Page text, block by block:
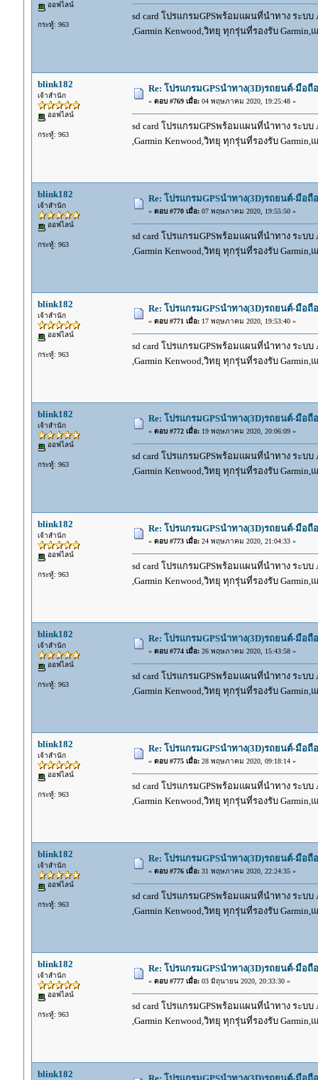
ออฟไลน์
กระทู้: 963
sd card โปรแกรมGPSพร้อมแผนที่นำทาง ระบบ
,Garmin Kenwood,วิทยุ ทุกรุ่นที่รองรับ
blink182
เจ้าสำนัก
ออฟไลน์
กระทู้: 963
Re: โปรแกรมGPSนำทาง(3D)รถยนต์-มือ
« ตอบ #769 เมื่อ:04 พฤษภาคม 2020, 19:25:48 »
sd card โปรแกรมGPSพร้อมแผนที่นำทาง ระบบ
,Garmin Kenwood,วิทยุ ทุกรุ่นที่รองรับ
blink182
เจ้าสำนัก
ออฟไลน์
กระทู้: 963
Re: โปรแกรมGPSนำทาง(3D)รถยนต์-มือ
« ตอบ #770 เมื่อ:07 พฤษภาคม 2020, 19:55:50 »
sd card โปรแกรมGPSพร้อมแผนที่นำทาง ระบบ
,Garmin Kenwood,วิทยุ ทุกรุ่นที่รองรับ
blink182
เจ้าสำนัก
ออฟไลน์
กระทู้: 963
Re: โปรแกรมGPSนำทาง(3D)รถยนต์-มือ
« ตอบ #771 เมื่อ:17 พฤษภาคม 2020, 19:53:40 »
sd card โปรแกรมGPSพร้อมแผนที่นำทาง ระบบ
,Garmin Kenwood,วิทยุ ทุกรุ่นที่รองรับ
blink182
เจ้าสำนัก
ออฟไลน์
กระทู้: 963
Re: โปรแกรมGPSนำทาง(3D)รถยนต์-มือ
« ตอบ #772 เมื่อ:19 พฤษภาคม 2020, 20:06:09 »
sd card โปรแกรมGPSพร้อมแผนที่นำทาง ระบบ
,Garmin Kenwood,วิทยุ ทุกรุ่นที่รองรับ
blink182
เจ้าสำนัก
ออฟไลน์
กระทู้: 963
Re: โปรแกรมGPSนำทาง(3D)รถยนต์-มือ
« ตอบ #773 เมื่อ:24 พฤษภาคม 2020, 21:04:33 »
sd card โปรแกรมGPSพร้อมแผนที่นำทาง ระบบ
,Garmin Kenwood,วิทยุ ทุกรุ่นที่รองรับ
blink182
เจ้าสำนัก
ออฟไลน์
กระทู้: 963
Re: โปรแกรมGPSนำทาง(3D)รถยนต์-มือ
« ตอบ #774 เมื่อ:26 พฤษภาคม 2020, 15:43:58 »
sd card โปรแกรมGPSพร้อมแผนที่นำทาง ระบบ
,Garmin Kenwood,วิทยุ ทุกรุ่นที่รองรับ
blink182
เจ้าสำนัก
ออฟไลน์
กระทู้: 963
Re: โปรแกรมGPSนำทาง(3D)รถยนต์-มือ
« ตอบ #775 เมื่อ:28 พฤษภาคม 2020, 09:18:14 »
sd card โปรแกรมGPSพร้อมแผนที่นำทาง ระบบ
,Garmin Kenwood,วิทยุ ทุกรุ่นที่รองรับ
blink182
เจ้าสำนัก
ออฟไลน์
กระทู้: 963
Re: โปรแกรมGPSนำทาง(3D)รถยนต์-มือ
« ตอบ #776 เมื่อ:31 พฤษภาคม 2020, 22:24:35 »
sd card โปรแกรมGPSพร้อมแผนที่นำทาง ระบบ
,Garmin Kenwood,วิทยุ ทุกรุ่นที่รองรับ
blink182
เจ้าสำนัก
ออฟไลน์
กระทู้: 963
Re: โปรแกรมGPSนำทาง(3D)รถยนต์-มือ
« ตอบ #777 เมื่อ:03 มิถุนายน 2020, 20:33:30 »
sd card โปรแกรมGPSพร้อมแผนที่นำทาง ระบบ
,Garmin Kenwood,วิทยุ ทุกรุ่นที่รองรับ
blink182